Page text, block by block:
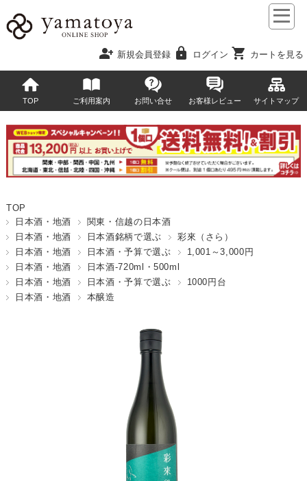
person_add 新規会員登録 lock ログイン shopping_cart カートを見る
TOP ご利用案内 お問い合せ お客様レビュー サイトマップ
TOP
日本酒・地酒
関東・信越の日本酒
日本酒・地酒
日本酒銘柄で選ぶ
彩來（さら）
日本酒・地酒
日本酒・予算で選ぶ
1,001～3,000円
日本酒・地酒
日本酒-720ml・500ml
日本酒・地酒
日本酒・予算で選ぶ
1000円台
日本酒・地酒
本醸造